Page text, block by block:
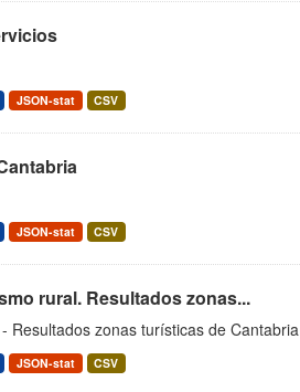
JSON-stat CSV
JSON-stat CSV
rural. Resultados zonas...
Resultados zonas turísticas de Cantabria
JSON-stat CSV